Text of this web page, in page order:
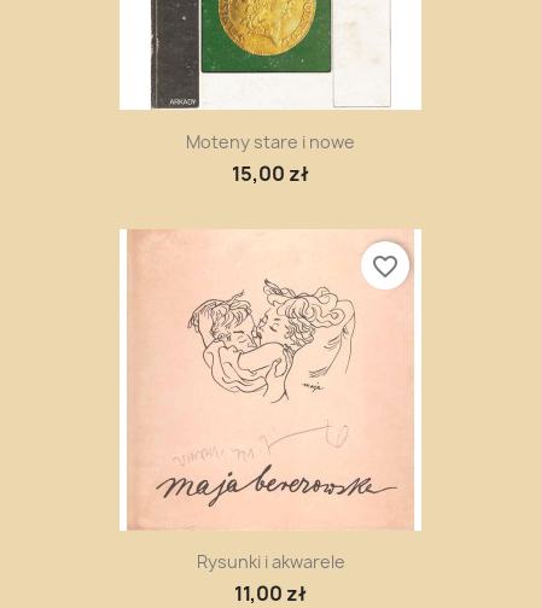
Moteny stare i nowe
15,00 zł
Rysunki i akwarele
11,00 zł
favorite_border